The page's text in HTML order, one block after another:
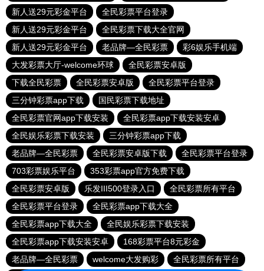
新人送29元彩金平台
全民彩票平台登录
新人送29元彩金平台
全民彩票下载大全官网
新人送29元彩金平台
老品牌—全民彩票
彩6娱乐手机端
大发彩票大厅-welcome环球
全民彩票安卓版
下载全民彩票
全民彩票安卓版
全民彩票平台登录
三分钟彩票app下载
国民彩票下载地址
全民彩票官网app下载安装
全民彩票app下载安装安卓
全民娱乐彩票下载安装
三分钟彩票app下载
老品牌—全民彩票
全民彩票安卓版下载
全民彩票平台登录
703彩票娱乐平台
353彩票app官方免费下载
全民彩票安卓版
乐发III500登录入口
全民彩票所有平台
全民彩票平台登录
全民彩票app下载大全
全民彩票app下载大全
全民娱乐彩票下载安装
全民彩票app下载安装安卓
168彩票平台8元彩金
老品牌—全民彩票
welcome大发购彩 全民彩票所有平台